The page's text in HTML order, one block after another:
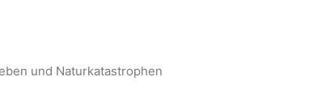
und Naturkatastrophen